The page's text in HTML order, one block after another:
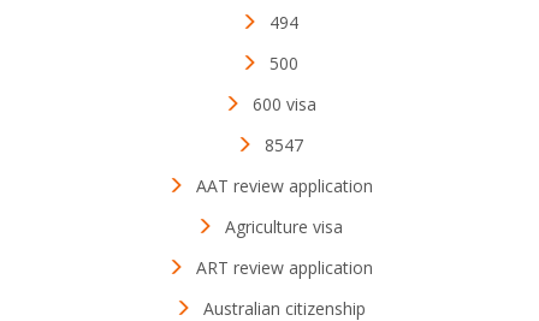
494
500
600 visa
8547
AAT review application
Agriculture visa
ART review application
Australian citizenship